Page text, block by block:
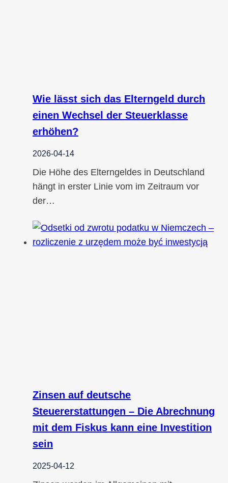
Wie lässt sich das Elterngeld durch
einen Wechsel der Steuerklasse
erhöhen?
2026-04-14
Die Höhe des Elterngeldes in Deutschland
hängt in erster Linie vom im Zeitraum vor
der…
Zinsen auf deutsche
Steuererstattungen – Die Abrechnung
mit dem Fiskus kann eine Investition
sein
2025-04-12